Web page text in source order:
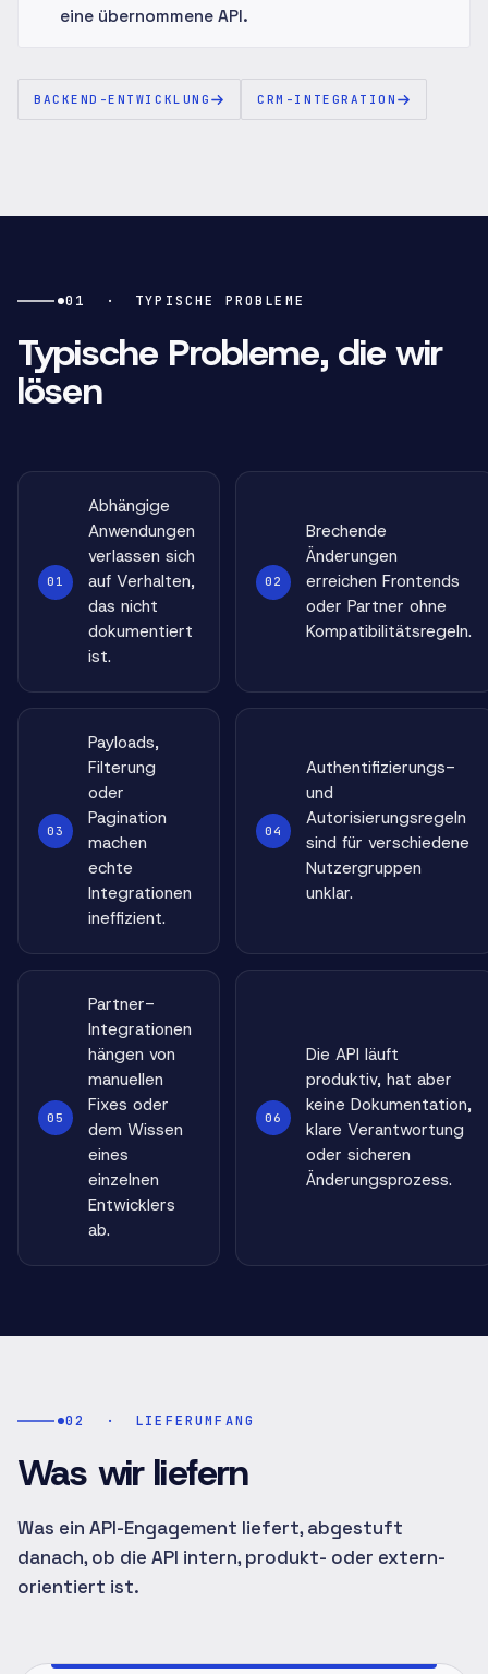
eine übernommene API.
BACKEND-ENTWICKLUNG CRM-INTEGRATION
01 · TYPISCHE PROBLEME
Typische Probleme, die wir
lösen
01
Abhängige
Anwendungen
verlassen sich
auf Verhalten,
das nicht
dokumentiert
ist.
02
Brechende
Änderungen
erreichen Frontends
oder Partner ohne
Kompatibilitätsregeln.
03
Payloads,
Filterung
oder
Pagination
machen
echte
Integrationen
ineffizient.
04
Authentifizierungs-
und
Autorisierungsregeln
sind für verschiedene
Nutzergruppen
unklar.
05
Partner-
Integrationen
hängen von
manuellen
Fixes oder
dem Wissen
eines
einzelnen
Entwicklers
ab.
06
Die API läuft
produktiv, hat aber
keine Dokumentation,
klare Verantwortung
oder sicheren
Änderungsprozess.
02 · LIEFERUMFANG
Was wir liefern
Was ein API-Engagement liefert, abgestuft
danach, ob die API intern, produkt- oder extern-
orientiert ist.